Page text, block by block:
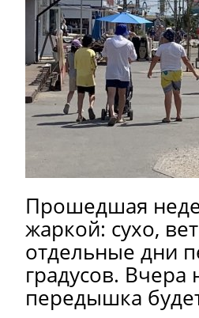
Прошедшая
жаркой: сухо,
отдельные дни
градусов.
передышка